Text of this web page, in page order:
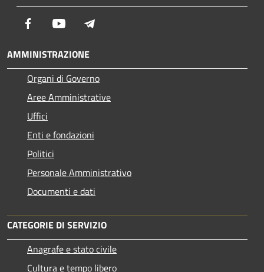
Facebook Youtube
AMMINISTRAZIONE
Organi di Governo
Aree Amministrative
Uffici
Enti e fondazioni
Politici
Personale Amministrativo
Documenti e dati
CATEGORIE DI SERVIZIO
Anagrafe e stato civile
Cultura e tempo libero